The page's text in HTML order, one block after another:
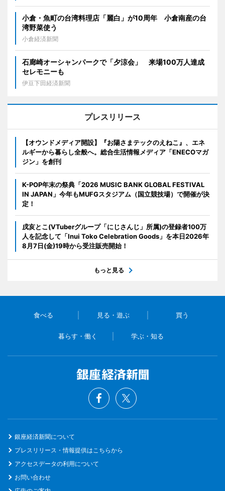
小倉・魚町の台湾料理店「麗白」が10周年 小倉南産の台
湾野菜使う
小倉経済新聞
石廊崎オーシャンパークで「夕涼会」 来場100万人達成
セレモニーも
伊豆下田経済新聞
プレスリリース
【オウンドメディア開設】『お陽さまテックのえねこ』、エネ
ルギーから暮らし全般へ。総合生活情報メディア「ENECOマガ
ジン」を創刊
K-POP年末の祭典「2026 MUSIC BANK GLOBAL FESTIVAL
IN JAPAN」今年もMUFGスタジアム（国立競技場）で開催が決
定！
戌亥とこ(VTuberグループ「にじさんじ」所属)の登録者100万
人を記念して「Inui Toko Celebration Goods」を本日2026年
8月7日(金)19時から受注販売開始！
もっと見る
食べる 見る・遊ぶ 買う
暮らす・働く 学ぶ・知る
銀座経済新聞について
プレスリリース・情報提供はこちらから
アクセスデータの利用について
お問い合わせ